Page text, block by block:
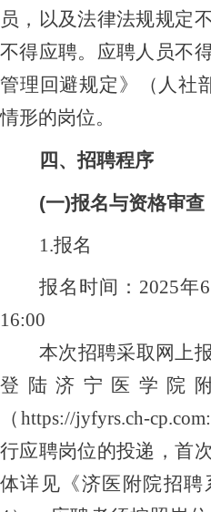
员，以及法律法规规定
不得应聘。应聘人员不
管理回避规定》（人社
情形的岗位。
四、招聘程序
(一)报名与资格审查
1.报名
报名时间： 2025年6
16:00
本次招聘采取网上
登陆 济宁医学院
（ https://jyfyrs.ch-
行应聘岗位的投递，首
体详见《济医附院招